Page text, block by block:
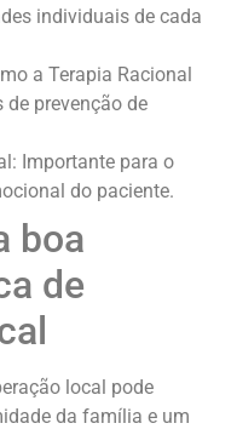
individuais de cada
a Terapia Racional
de prevenção de
Importante para o
do paciente.
boa
de
local pode
da família e um